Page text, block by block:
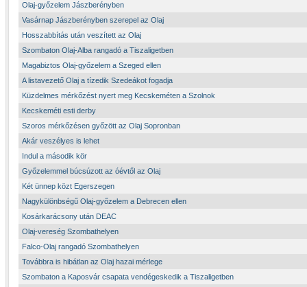
Olaj-győzelem Jászberényben
Vasárnap Jászberényben szerepel az Olaj
Hosszabbítás után veszített az Olaj
Szombaton Olaj-Alba rangadó a Tiszaligetben
Magabiztos Olaj-győzelem a Szeged ellen
A listavezető Olaj a tízedik Szedeákot fogadja
Küzdelmes mérkőzést nyert meg Kecskeméten a Szolnok
Kecskeméti esti derby
Szoros mérkőzésen győzött az Olaj Sopronban
Akár veszélyes is lehet
Indul a második kör
Győzelemmel búcsúzott az óévtől az Olaj
Két ünnep közt Egerszegen
Nagykülönbségű Olaj-győzelem a Debrecen ellen
Kosárkarácsony után DEAC
Olaj-vereség Szombathelyen
Falco-Olaj rangadó Szombathelyen
Továbbra is hibátlan az Olaj hazai mérlege
Szombaton a Kaposvár csapata vendégeskedik a Tiszaligetben